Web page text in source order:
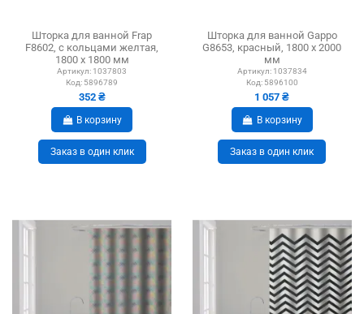
Шторка для ванной Frap
F8602, с кольцами желтая,
1800 х 1800 мм
Артикул: 1037803
Код: 5896789
352 ₴
В корзину
Заказ в один клик
Шторка для ванной Gappo
G8653, красный, 1800 х 2000
мм
Артикул: 1037834
Код: 5896100
1 057 ₴
В корзину
Заказ в один клик